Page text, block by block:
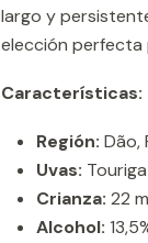
largo y
elección perfecta
Características:
Región: Dão,
Uvas:
Crianza: 22
Alcohol: